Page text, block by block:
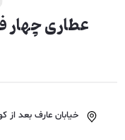
عطاری چهار